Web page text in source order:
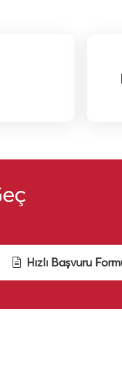
Hızlı Başvuru